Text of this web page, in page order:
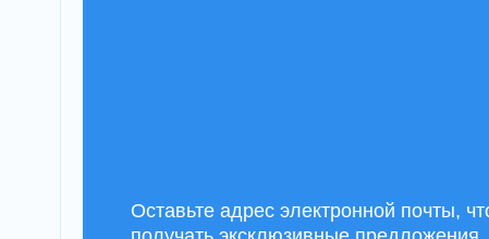
Оставьте адрес электронной почты,